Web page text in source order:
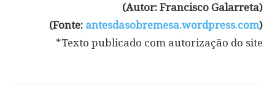
(Autor: Francisco Galarreta)
(Fonte: antesdasobremesa.wordpress.com)
*Texto publicado com autorização do site